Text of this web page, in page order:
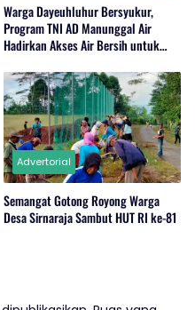
Warga Dayeuhluhur Bersyukur,
Program TNI AD Manunggal Air
Hadirkan Akses Air Bersih untuk
Advertorial
Semangat Gotong Royong Warga
Desa Sirnaraja Sambut HUT RI ke-81